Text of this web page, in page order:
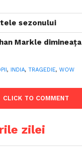
sezonului
Markle dimineața
, INDIA, TRAGEDIE, WOW
CLICK TO COMMENT
zilei